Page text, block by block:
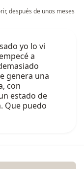
después de unos meses
yo lo vi
a
genera una
con
estado de
Que puedo